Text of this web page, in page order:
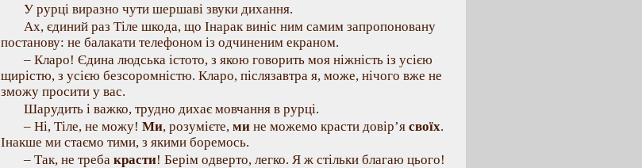
У рурці виразно чути шершаві звуки дихання.
Ах, єдиний раз Тіле шкода, що Інарак виніс ним самим запропоновану
постанову: не балакати телефоном із одчиненим екраном.
– Кларо! Єдина людська істото, з якою говорить моя ніжність із усією
щирістю, з усією безсоромністю. Кларо, післязавтра я, може, нічого вже не
зможу просити у вас.
Шарудить і важко, трудно дихає мовчання в рурці.
– Ні, Тіле, не можу! Ми, розумієте, ми не можемо красти довір’я своїх.
Інакше ми стаємо тими, з якими боремось.
– Так, не треба красти! Берім одверто, легко. Я ж стільки благаю цього!